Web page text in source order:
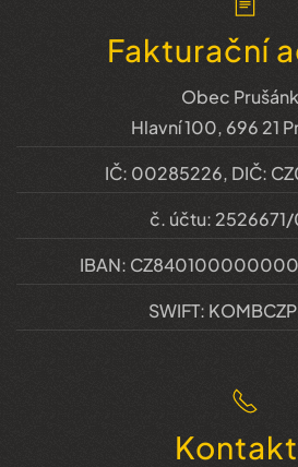
Fakturační
Obec
Hlavní 100, 696 21
IČ: 00285226, DIČ:
č. účtu:
IBAN:
SWIFT: